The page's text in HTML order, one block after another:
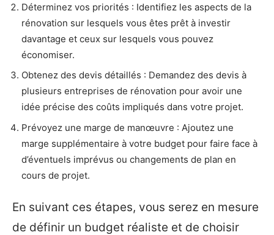
Déterminez vos priorités : Identifiez les aspects de la
rénovation sur lesquels vous êtes prêt à investir
davantage et ceux sur lesquels vous pouvez
économiser.
Obtenez des devis détaillés : Demandez des devis à
plusieurs entreprises de rénovation pour avoir une
idée précise des coûts impliqués dans votre projet.
Prévoyez une marge de manœuvre : Ajoutez une
marge supplémentaire à votre budget pour faire face à
d’éventuels imprévus ou changements de plan en
cours de projet.
En suivant ces étapes, vous serez en mesure
de définir un budget réaliste et de choisir